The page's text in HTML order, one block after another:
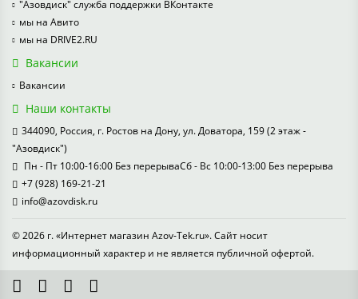
"Азовдиск" служба поддержки ВКонтакте
мы на Авито
мы на DRIVE2.RU
Вакансии
Вакансии
Наши контакты
344090, Россия, г. Ростов на Дону, ул. Доватора, 159 (2 этаж -
"Азовдиск")
Пн - Пт 10:00-16:00 Без перерываСб - Вс 10:00-13:00 Без перерыва
+7 (928) 169-21-21
info@azovdisk.ru
© 2026 г. «Интернет магазин Azov-Tek.ru». Сайт носит
информационный характер и не является публичной офертой.